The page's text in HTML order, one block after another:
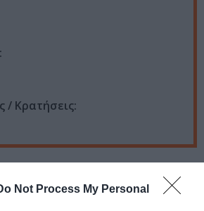
Not Process My Personal
/ Κρατήσεις:
τις ειδήσεις